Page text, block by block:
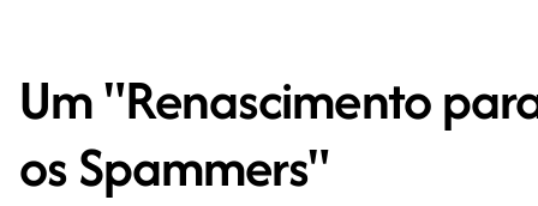
Um "Renascimento
os Spammers"